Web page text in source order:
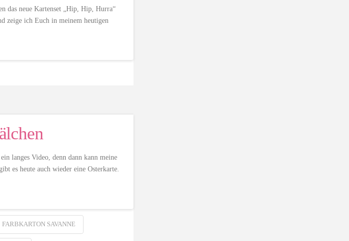
das neue Kartenset „Hip, Hip, Hurra“
zeige ich Euch in meinem heutigen
langes Video, denn dann kann meine
es heute auch wieder eine Osterkarte.
FARBKARTON SAVANNE